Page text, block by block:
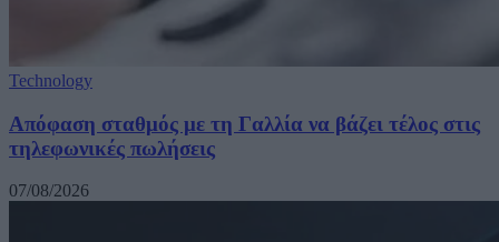
Technology
Απόφαση σταθμός με τη Γαλλία να βάζει τέλος στις
τηλεφωνικές πωλήσεις
07/08/2026